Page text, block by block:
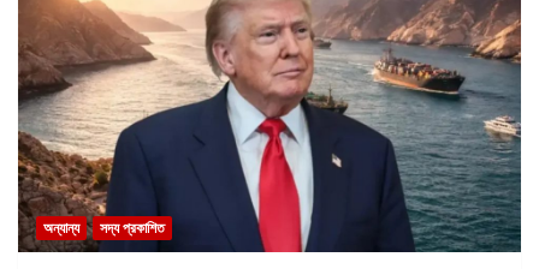
অন্যান্য সদ্য প্রকাশিত